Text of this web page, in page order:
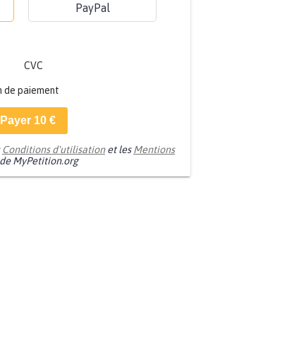
PayPal
CVC
de paiement
10€
Conditions d'utilisationet lesMentions
MyPetition.org